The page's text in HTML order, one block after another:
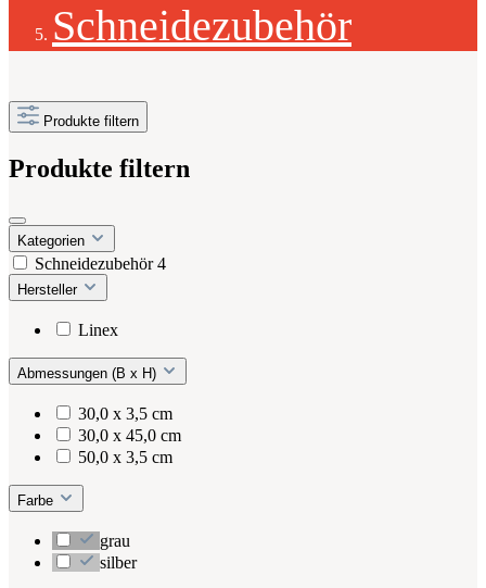
Schneidezubehör
Produkte filtern
Produkte filtern
Kategorien
Schneidezubehör4
Hersteller
Linex
Abmessungen (B x H)
30,0 x 3,5 cm
30,0 x 45,0 cm
50,0 x 3,5 cm
Farbe
grau
silber